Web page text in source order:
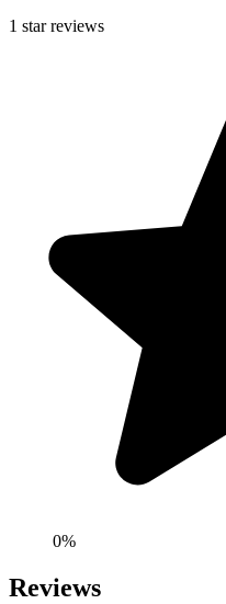
1 star reviews
0%
Reviews